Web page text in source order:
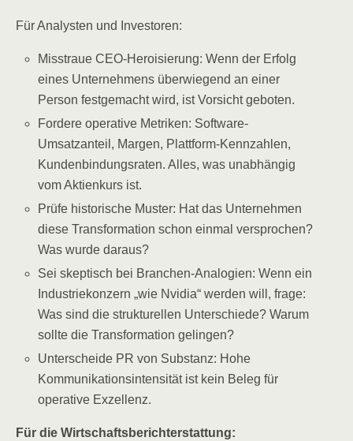
Für Analysten und Investoren:
Misstraue CEO-Heroisierung: Wenn der Erfolg
eines Unternehmens überwiegend an einer
Person festgemacht wird, ist Vorsicht geboten.
Fordere operative Metriken: Software-
Umsatzanteil, Margen, Plattform-Kennzahlen,
Kundenbindungsraten. Alles, was unabhängig
vom Aktienkurs ist.
Prüfe historische Muster: Hat das Unternehmen
diese Transformation schon einmal versprochen?
Was wurde daraus?
Sei skeptisch bei Branchen-Analogien: Wenn ein
Industriekonzern „wie Nvidia“ werden will, frage:
Was sind die strukturellen Unterschiede? Warum
sollte die Transformation gelingen?
Unterscheide PR von Substanz: Hohe
Kommunikationsintensität ist kein Beleg für
operative Exzellenz.
Für die Wirtschaftsberichterstattung: